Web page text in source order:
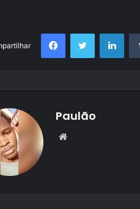
FacebookTwitter
Paulão
Website